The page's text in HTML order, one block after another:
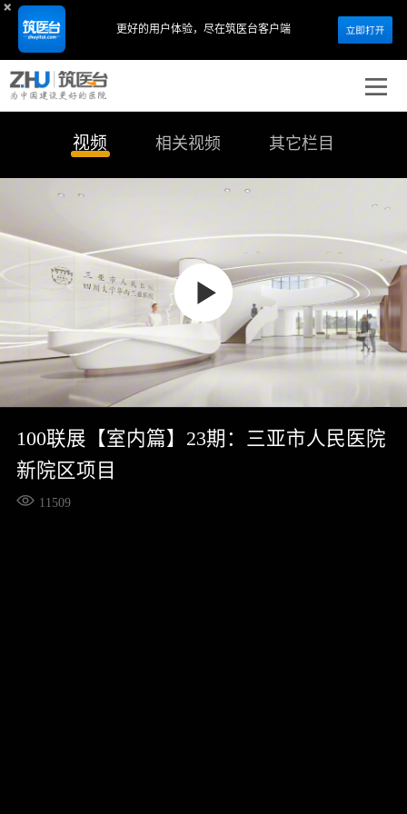
视频 相关视频 其它栏目
100联展【室内篇】23期：三亚市人民医院
新院区项目
11509
更好的用户体验， 尽在筑医台客户端